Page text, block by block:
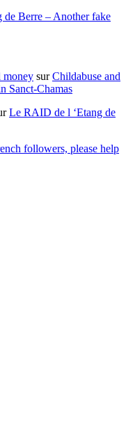
Berre – Another fake
money surChildabuse and
Sanct-Chamas
Le RAID de l ‘Etang de
followers, please help